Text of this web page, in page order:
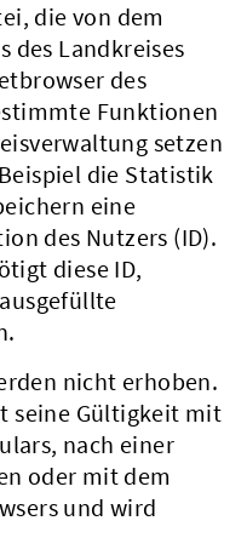
die von dem
des Landkreises
des
Funktionen
setzen
die Statistik
eine
des Nutzers (ID).
diese ID,
nicht erhoben.
seine Gültigkeit mit
nach einer
oder mit dem
und wird